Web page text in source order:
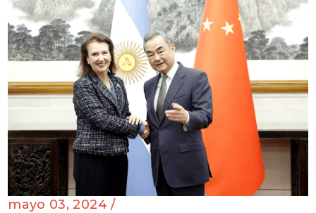
mayo 03, 2024 /